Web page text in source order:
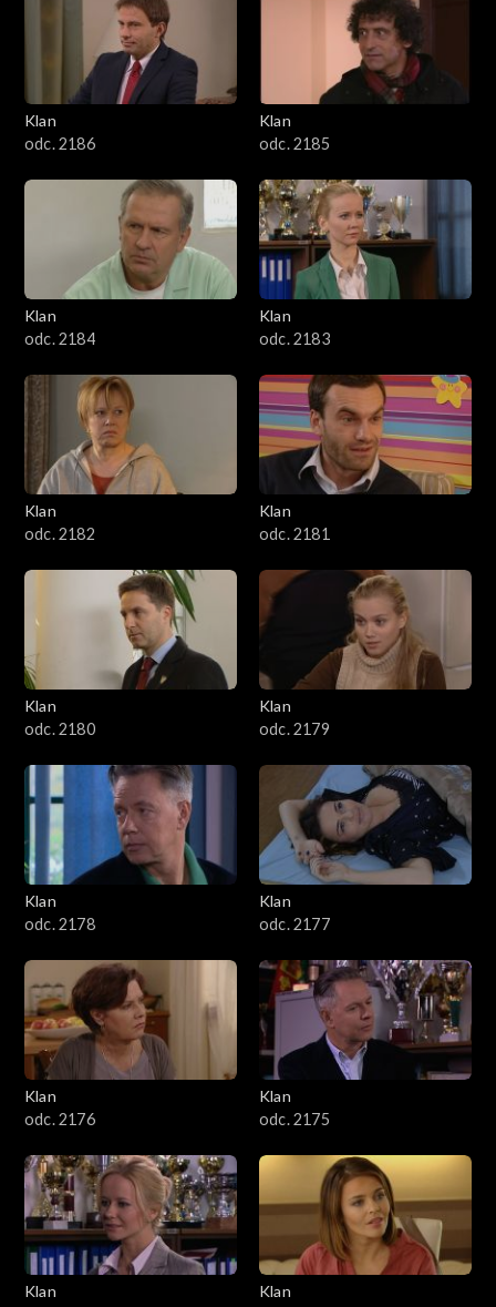
2101–2200
2001–2100
1901–2000
1801–1900
1701–1800
1601–1700
1501–1600
1401–1500
1301–1400
1201–1300
1101–1200
1001–1100
901–1000
801–900
601–700
501–600
401–500
301–400
201–300
101–200
1–100
Klan
odc. 2186
Klan
odc. 2185
Klan
odc. 2184
Klan
odc. 2183
Klan
odc. 2182
Klan
odc. 2181
Klan
odc. 2180
Klan
odc. 2179
Klan
odc. 2178
Klan
odc. 2177
Klan
odc. 2176
Klan
odc. 2175
Klan
Klan